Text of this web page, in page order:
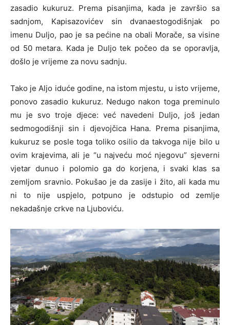
zasadio kukuruz. Prema pisanjima, kada je završio sa
sadnjom, Kapisazovićev sin dvanaestogodišnjak po
imenu Duljo, pao je sa pećine na obali Morače, sa visine
od 50 metara. Kada je Duljo tek počeo da se oporavlja,
došlo je vrijeme za novu sadnju.
Tako je Aljo iduće godine, na istom mjestu, u isto vrijeme,
ponovo zasadio kukuruz. Nedugo nakon toga preminulo
mu je svo troje djece: već navedeni Duljo, još jedan
sedmogodišnji sin i djevojčica Hana. Prema pisanjima,
kukuruz se posle toga toliko osilio da takvoga nije bilo u
ovim krajevima, ali je “u najveću moć njegovu” sjeverni
vjetar dunuo i polomio ga do korjena, i svaki klas sa
zemljom sravnio. Pokušao je da zasije i žito, ali kada mu
ni to nije uspjelo, potpuno je odstupio od zemlje
nekadašnje crkve na Ljuboviću.